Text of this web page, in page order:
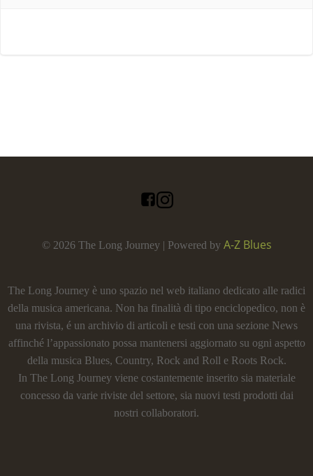
© 2026 The Long Journey | Powered by A-Z Blues
The Long Journey è uno spazio nel web italiano dedicato alle radici
della musica americana. Non ha finalità di tipo enciclopedico, non è
una rivista, é un archivio di articoli e testi con una sezione News
affinché l’appassionato possa mantenersi aggiornato su ogni aspetto
della musica Blues, Country, Rock and Roll e Roots Rock.
In The Long Journey viene costantemente inserito sia materiale
concesso da varie riviste del settore, sia nuovi testi prodotti dai
nostri collaboratori.